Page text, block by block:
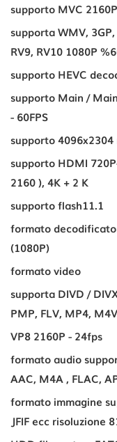
supporto MVC
supporta WMV,
RV9, RV10 1080P
supporto HEVC
supporto Main /
- 60FPS
supporto 4096x2304
supporto HDMI
2160 ), 4K + 2 K
supporto flash11.1
formato
(1080P)
formato video
supporta DIVD /
PMP, FLV, MP4,
VP8 2160P - 24fps
formato audio
AAC, M4A , FLAC,
formato immagine
JFIF ecc risoluzione